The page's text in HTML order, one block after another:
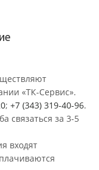
«ТК-Сервис».
; +7 (343) 319-40-96.
связаться за 3-5
входят